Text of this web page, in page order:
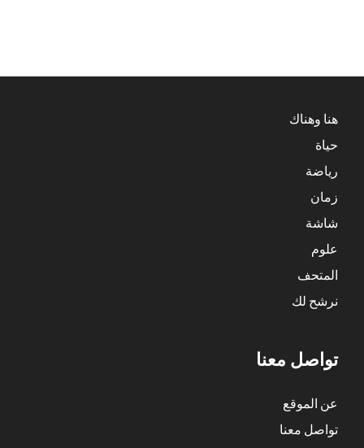
هنا وهناك
حياة
رياضة
زمان
شاشة
علوم
المتحف
نرشح لك
تواصل معنا
عن الموقع
تواصل معنا